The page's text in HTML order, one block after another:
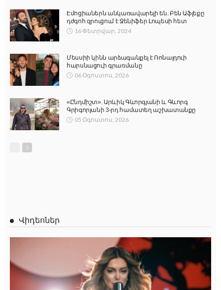
Էմոցիաներն անկառավարելի են. Բեն Աֆլեքը
դժգոհ զրուցում է Ջենիֆեր Լոպեսի հետ
16 Փետրվար, 2024
Մեսսիի կինն արձագանքել է Ռոնալդուի
հարսնացուի գրառմանը
06 Օգոստոս, 2026
«Ընդմիշտ». Արևիկ Գևորգյանի և Գևորգ
Գրիգորյանի 3-րդ համատեղ աշխատանքը
05 Օգոստոս, 2026
Վիդեոներ